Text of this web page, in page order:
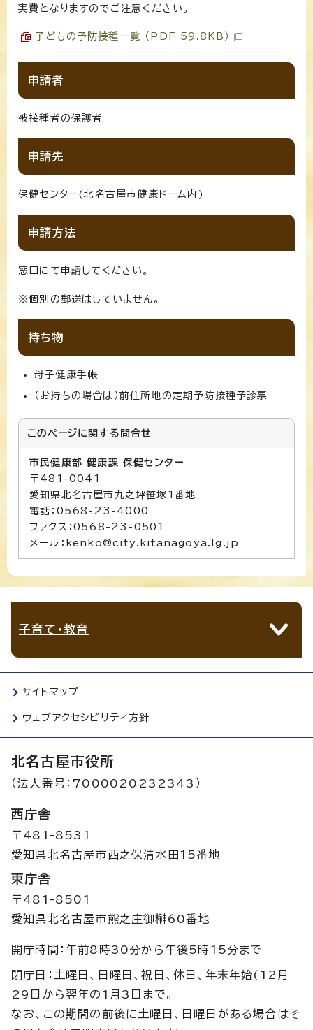
実費となりますのでご注意ください。
子どもの予防接種一覧 （PDF 59.8KB）
申請者
被接種者の保護者
申請先
保健センター(北名古屋市健康ドーム内)
申請方法
窓口にて申請してください。
※個別の郵送はしていません。
持ち物
母子健康手帳
（お持ちの場合は）前住所地の定期予防接種予診票
このページに関する 問合せ
市民健康部 健康課 保健センター
〒481-0041
愛知県北名古屋市九之坪笹塚1番地
電話：0568-23-4000
ファクス：0568-23-0501
メール：kenko@city.kitanagoya.lg.jp
子育て・教育
サイトマップ
ウェブアクセシビリティ方針
北名古屋市役所
（法人番号：7000020232343）
西庁舎
〒481-8531
愛知県北名古屋市西之保清水田15番地
東庁舎
〒481-8501
愛知県北名古屋市熊之庄御榊60番地
開庁時間：午前8時30分から午後5時15分まで
閉庁日：土曜日、日曜日、祝日、休日、年末年始(12月
29日から翌年の1月3日まで。
なお、この期間の前後に土曜日、日曜日がある場合はそ